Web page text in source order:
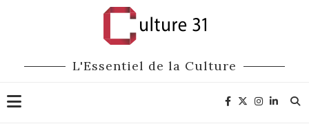
L'Essentiel de la Culture